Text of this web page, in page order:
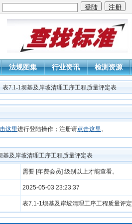
法规图集 行业资讯 检测资源
7.1-1坝基及岸坡清理工序工程质量评定表
这里进行登陆操作；注册请点击这里。
基及岸坡清理工序工程质量评定表
需要 [年费会员] 级别以上才能查看。
2025-05-03 23:23:37
表7.1-1坝基及岸坡清理工序工程质量评